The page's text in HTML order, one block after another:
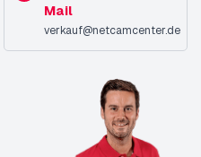
Mail
verkauf@netcamcenter.de